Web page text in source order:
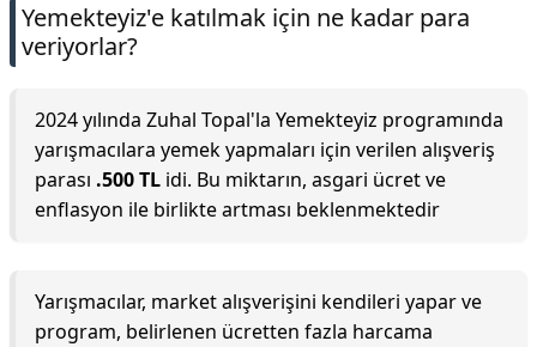
Yemekteyiz'e katılmak için ne kadar para
veriyorlar?
2024 yılında Zuhal Topal'la Yemekteyiz programında
yarışmacılara yemek yapmaları için verilen alışveriş
parası .500 TL idi. Bu miktarın, asgari ücret ve
enflasyon ile birlikte artması beklenmektedir
Yarışmacılar, market alışverişini kendileri yapar ve
program, belirlenen ücretten fazla harcama